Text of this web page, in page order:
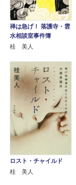
禅は急げ！ 落護寺・雲
水相談室事件簿
桂 美人
ロスト・チャイルド
桂 美人